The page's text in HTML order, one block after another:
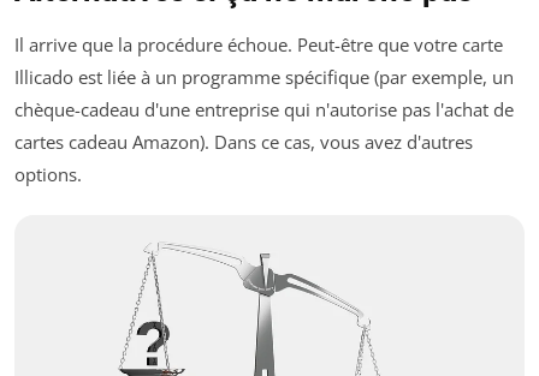
Il arrive que la procédure échoue. Peut-être que votre carte
Illicado est liée à un programme spécifique (par exemple, un
chèque-cadeau d'une entreprise qui n'autorise pas l'achat de
cartes cadeau Amazon). Dans ce cas, vous avez d'autres
options.